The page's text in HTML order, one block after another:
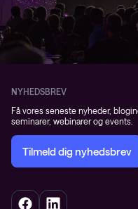
NYHEDSBREV
Få vores seneste nyheder,
seminarer, webinarer og events.
Tilmeld dig nyhedsbrev